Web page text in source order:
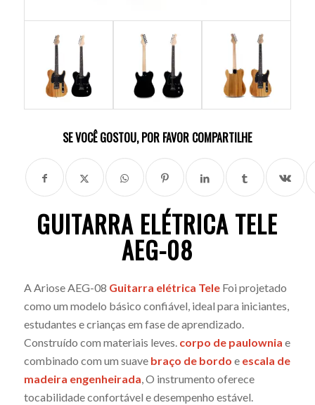
SE VOCÊ GOSTOU, POR FAVOR COMPARTILHE
GUITARRA ELÉTRICA TELE
AEG-08
A Ariose AEG-08 Guitarra elétrica TeleFoi projetado
como um modelo básico confiável, ideal para iniciantes,
estudantes e crianças em fase de aprendizado.
Construído com materiais leves. corpo de paulownia e
combinado com um suave braço de bordo e escala de
madeira engenheirada, O instrumento oferece
tocabilidade confortável e desempenho estável.